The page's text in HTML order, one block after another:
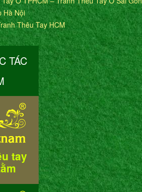
Hà Nội
Thêu Tay HCM
TÁC
tay